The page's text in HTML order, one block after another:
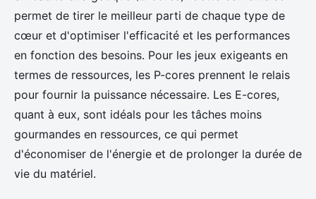
permet de tirer le meilleur parti de chaque type de
cœur et d'optimiser l'efficacité et les performances
en fonction des besoins. Pour les jeux exigeants en
termes de ressources, les P-cores prennent le relais
pour fournir la puissance nécessaire. Les E-cores,
quant à eux, sont idéals pour les tâches moins
gourmandes en ressources, ce qui permet
d'économiser de l'énergie et de prolonger la durée de
vie du matériel.